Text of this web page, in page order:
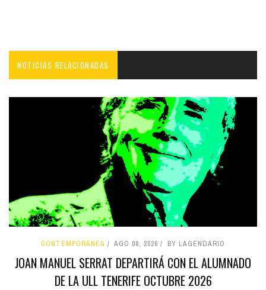
NOTICIAS RELACIONADAS
CONTEMPORÁNEA AGO 08, 2026 BY LAGENDARIO
JOAN MANUEL SERRAT DEPARTIRÁ CON EL ALUMNADO
DE LA ULL TENERIFE OCTUBRE 2026